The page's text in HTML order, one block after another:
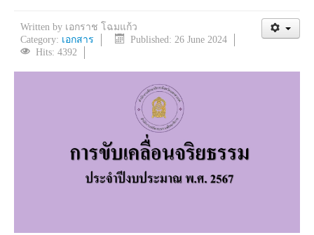
Written by เอกราช โฉมแก้ว
Category: เอกสาร
Published: 26 June 2024
Hits: 4392